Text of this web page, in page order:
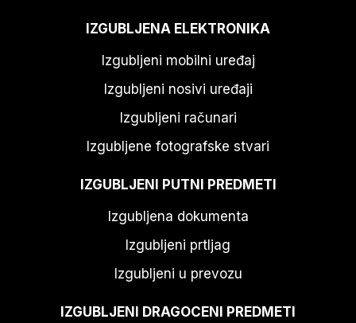
IZGUBLJENA ELEKTRONIKA
Izgubljeni mobilni uređaj
Izgubljeni nosivi uređaji
Izgubljeni računari
Izgubljene fotografske stvari
IZGUBLJENI PUTNI PREDMETI
Izgubljena dokumenta
Izgubljeni prtljag
Izgubljeni u prevozu
IZGUBLJENI DRAGOCENI PREDMETI